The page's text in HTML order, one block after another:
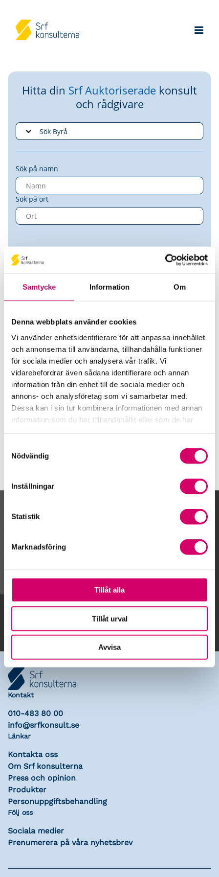
Samtycke Information Om
Denna webbplats använder cookies
Vi använder enhetsidentifierare för att anpassa innehållet
och annonserna till användarna, tillhandahålla funktioner
för sociala medier och analysera vår trafik. Vi
vidarebefordrar även sådana identifierare och annan
information från din enhet till de sociala medier och
annons- och analysföretag som vi samarbetar med.
Dessa kan i sin tur kombinera informationen med annan
information som du har tillhandahållit eller som de har
Nödvändig
Inställningar
Statistik
Marknadsföring
Tillåt alla
Tillåt urval
Avvisa
Hitta din Srf Auktoriserade konsult
och rådgivare
Sök på namn
Sök på ort
Per Jonsson
Srf Auktoriserade konsulter
Per Jonsson
Auktoriserad Redovisningskonsult
Skicka e-post
Kalendarium
Gå till kalendariet
Lägg till i kalender
Kontakt
010-483 80 00
info@srfkonsult.se
Länkar
Kontakta oss
Om Srf konsulterna
Press och opinion
Produkter
Personuppgiftsbehandling
Följ oss
Sociala medier
Prenumerera på våra nyhetsbrev